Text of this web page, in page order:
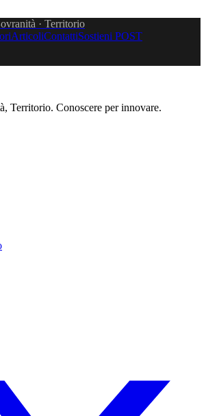
· Territorio
ArticoliContattiSostieni POST
Territorio. Conoscere per innovare.